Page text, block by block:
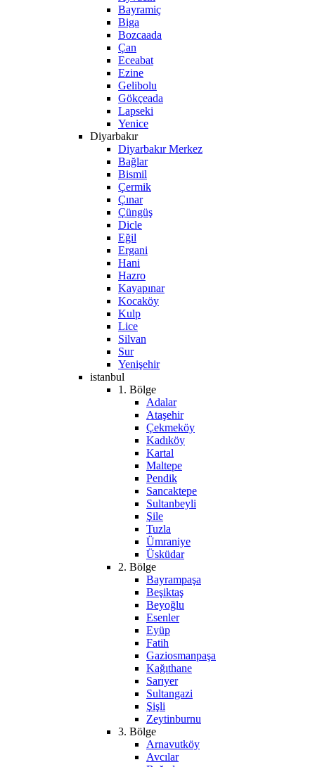
Bayramiç
Biga
Bozcaada
Çan
Eceabat
Ezine
Gelibolu
Gökçeada
Lapseki
Yenice
Diyarbakır
Diyarbakır Merkez
Bağlar
Bismil
Çermik
Çınar
Çüngüş
Dicle
Eğil
Ergani
Hani
Hazro
Kayapınar
Kocaköy
Kulp
Lice
Silvan
Sur
Yenişehir
istanbul
1. Bölge
Adalar
Ataşehir
Çekmeköy
Kadıköy
Kartal
Maltepe
Pendik
Sancaktepe
Sultanbeyli
Şile
Tuzla
Ümraniye
Üsküdar
2. Bölge
Bayrampaşa
Beşiktaş
Beyoğlu
Esenler
Eyüp
Fatih
Gaziosmanpaşa
Kağıthane
Sarıyer
Sultangazi
Şişli
Zeytinburnu
3. Bölge
Arnavutköy
Avcılar